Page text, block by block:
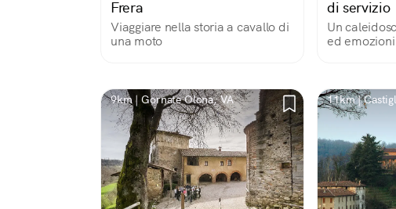
Frera
Viaggiare nella storia a cavallo di
una moto
di servizio
Un
ed
9km | Gornate Olona, VA 11km |